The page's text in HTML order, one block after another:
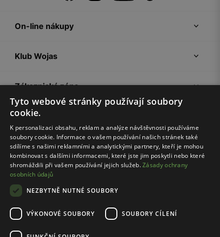
On-line nákupy
Klub Wojas
Zákaznická zóna
Společnost Wojas
Rady
Pravidla e-shopu Zásady ochrany osobních údajů
Tyto webové stránky používají soubory
cookie.
K personalizaci obsahu, reklam a analýze návštěvnosti používáme
soubory cookie. Informace o vašem používání našich stránek také
sdílíme s našimi reklamními a analytickými partnery, kteří je mohou
kombinovat s dalšími informacemi, které jste jim poskytli nebo které
shromáždili při vašem používání jejich služeb.Zásady ochrany
osobních údajů
NEZBYTNĚ NUTNÉ SOUBORY
VÝKONOVÉ SOUBORY SOUBORY CÍLENÍ